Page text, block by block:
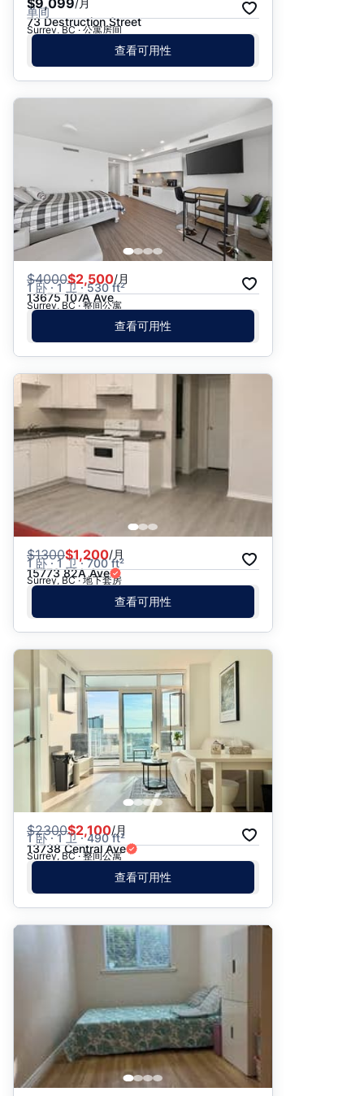
$9,099/月
单间
73 Destruction Street
Surrey, BC · 公寓房间
查看可用性
$4000$2,500/月
1 卧 · 1 卫 · 530 ft²
13675 107A Ave
Surrey, BC · 整间公寓
查看可用性
$1300$1,200/月
1 卧 · 1 卫 · 700 ft²
15773 82A Ave
Surrey, BC · 地下套房
查看可用性
$2300$2,100/月
1 卧 · 1 卫 · 490 ft²
13738 Central Ave
Surrey, BC · 整间公寓
查看可用性